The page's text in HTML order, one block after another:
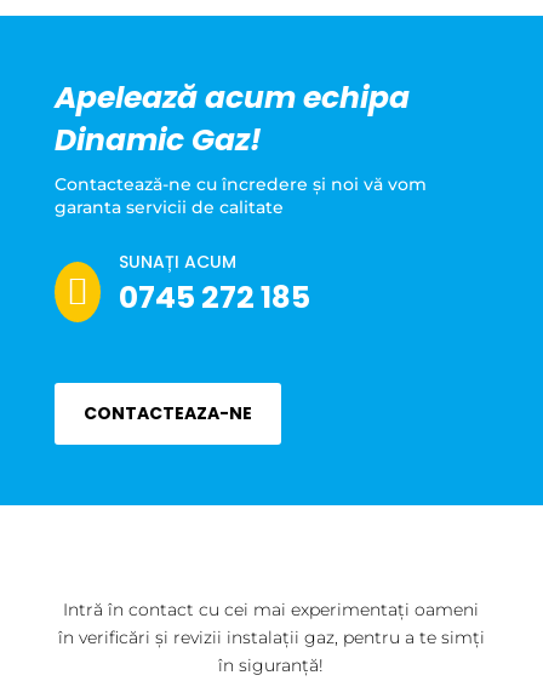
Apelează acum echipa
Dinamic Gaz!
Contactează-ne cu încredere şi noi vă vom
garanta servicii de calitate

SUNAȚI ACUM
0745 272 185
CONTACTEAZA-NE
Intră în contact cu cei mai experimentați oameni
în verificări și revizii instalații gaz, pentru a te simți
în siguranță!